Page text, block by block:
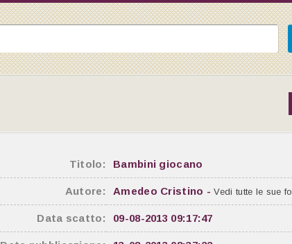
Titolo: Bambini giocano
Autore: Amedeo Cristino -Vedi tutte le sue
Data scatto: 09-08-2013 09:17:47